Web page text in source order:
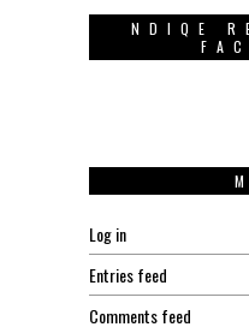
NDIQE
Log in
Entries feed
Comments feed